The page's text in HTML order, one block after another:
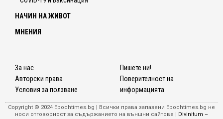
НАЧИН НА ЖИВОТ
МНЕНИЯ
За нас
Авторски права
Условия за ползване
Пишете ни!
Поверителност на
информацията
Copyright © 2024 Epochtimes.bg | Всички права запазени Epochtimes.bg не
носи отговорност за съдържанието на външни сайтове |
Divinitum –